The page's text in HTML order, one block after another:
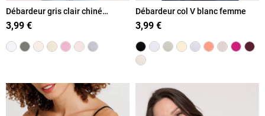
Débardeur gris clair chiné
basique femme
3,99 €
Débardeur col V blanc femme
3,99 €